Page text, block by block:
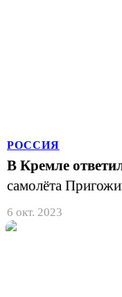
РОССИЯ
В Кремле
самолёта
6 окт. 2023